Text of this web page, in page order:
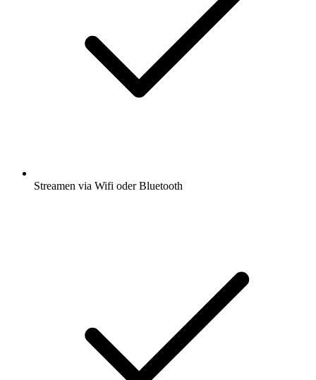
Streamen via Wifi oder Bluetooth